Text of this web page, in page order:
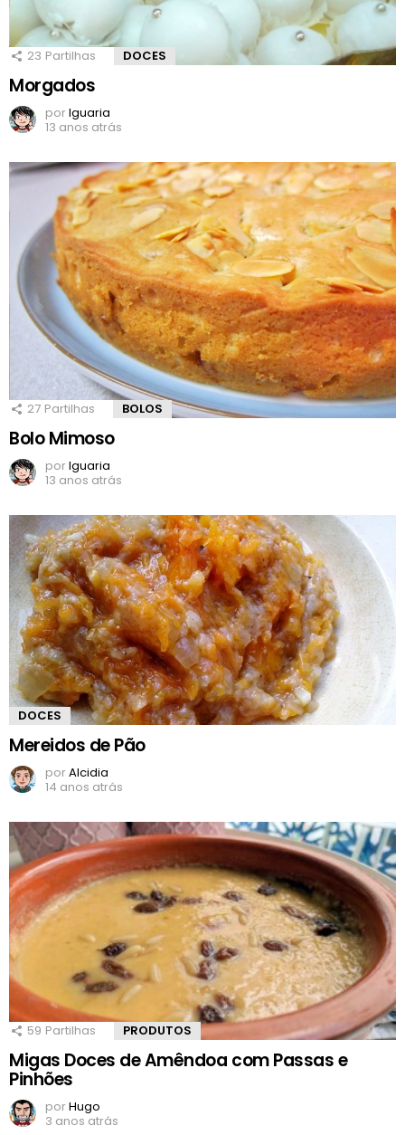
23 Partilhas DOCES
Morgados
porIguaria
13 anos atrás
27 Partilhas BOLOS
Bolo Mimoso
porIguaria
13 anos atrás
DOCES
Mereidos de Pão
porAlcidia
14 anos atrás
59 Partilhas PRODUTOS
Migas Doces de Amêndoa com Passas e
Pinhões
porHugo
3 anos atrás